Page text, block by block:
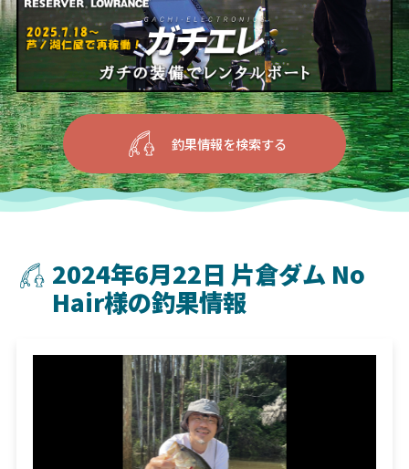
釣果情報を検索する
2024年6月22日 片倉ダム No
Hair様の釣果情報